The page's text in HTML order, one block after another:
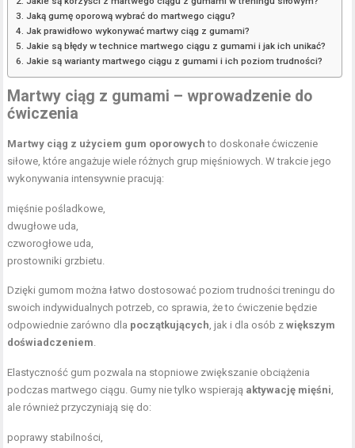
Jaką gumę oporową wybrać do martwego ciągu?
Jak prawidłowo wykonywać martwy ciąg z gumami?
Jakie są błędy w technice martwego ciągu z gumami i jak ich unikać?
Jakie są warianty martwego ciągu z gumami i ich poziom trudności?
Martwy ciąg z gumami – wprowadzenie do
ćwiczenia
Martwy ciąg z użyciem gum oporowych to doskonałe ćwiczenie
siłowe, które angażuje wiele różnych grup mięśniowych. W trakcie jego
wykonywania intensywnie pracują:
mięśnie pośladkowe,
dwugłowe uda,
czworogłowe uda,
prostowniki grzbietu.
Dzięki gumom można łatwo dostosować poziom trudności treningu do
swoich indywidualnych potrzeb, co sprawia, że to ćwiczenie będzie
odpowiednie zarówno dla początkujących, jak i dla osób zwiększym
doświadczeniem.
Elastyczność gum pozwala na stopniowe zwiększanie obciążenia
podczas martwego ciągu. Gumy nie tylko wspierają aktywację mięśni,
ale również przyczyniają się do:
poprawy stabilności,